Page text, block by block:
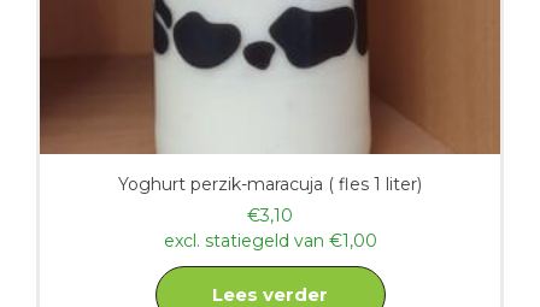
Yoghurt perzik-maracuja ( fles 1 liter)
€3,10
excl. statiegeld van €1,00
Lees verder